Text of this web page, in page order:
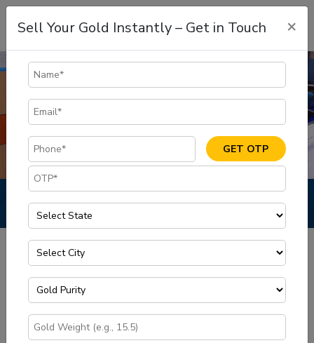
Sell Gold
Home Blog Sell Gold
Sell Your Gold Instantly – Get in Touch ×
GET OTP